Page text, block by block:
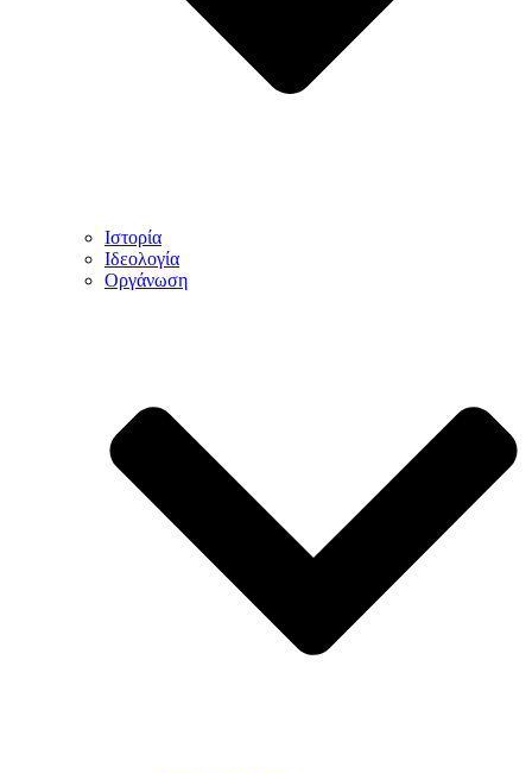
Ιστορία
Ιδεολογία
Οργάνωση